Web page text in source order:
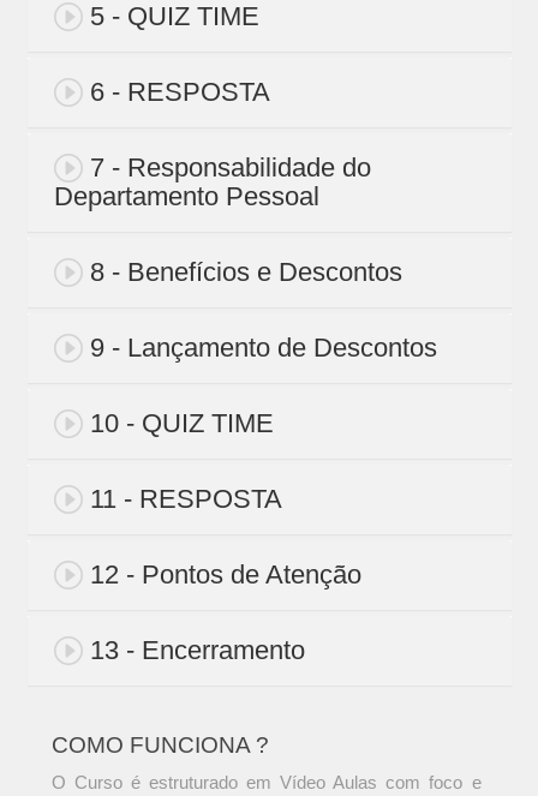
5 - QUIZ TIME
6 - RESPOSTA
7 - Responsabilidade do
Departamento Pessoal
8 - Benefícios e Descontos
9 - Lançamento de Descontos
10 - QUIZ TIME
11 - RESPOSTA
12 - Pontos de Atenção
13 - Encerramento
COMO FUNCIONA ?
O Curso é estruturado em Vídeo Aulas com foco e